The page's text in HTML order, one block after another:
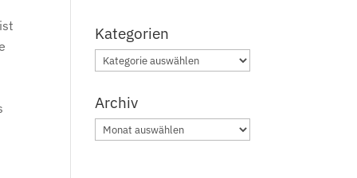
Kategorien
Kategorien
Archiv
Archiv